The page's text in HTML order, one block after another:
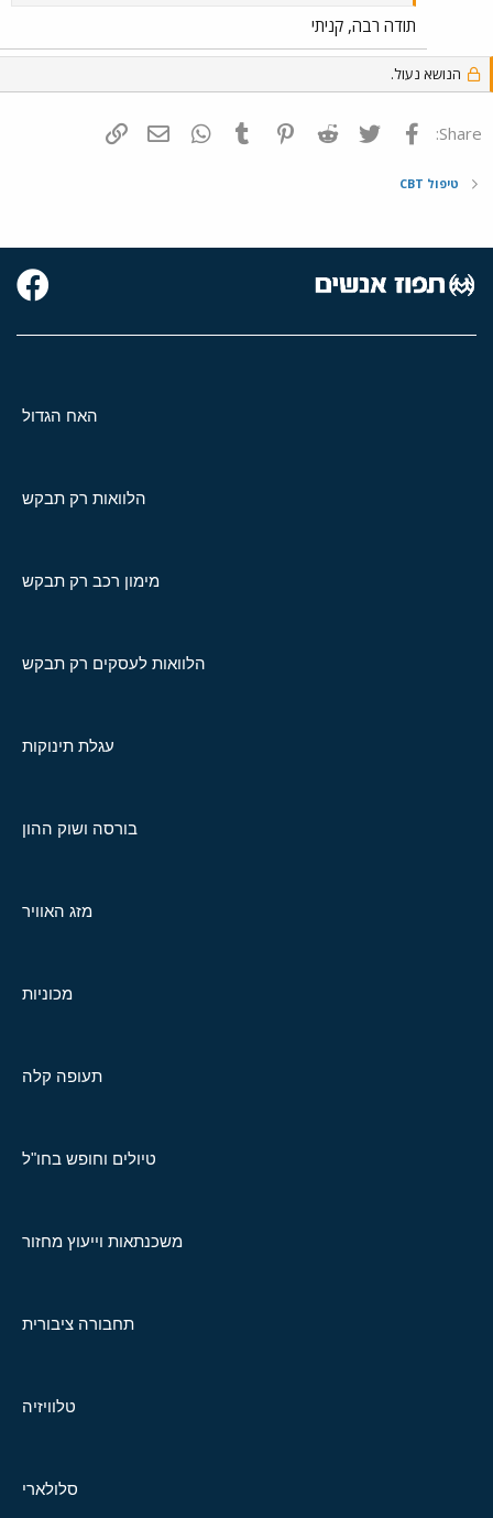
תודה רבה, קניתי
הנושא נעול.
Share: פייסבוק Twitter
Reddit
Pinterest
Tumblr
WhatsAppדואר אלקטרוני
טיפול CBT
האח הגדול
הלוואות רק תבקש
מימון רכב רק תבקש
הלוואות לעסקים רק תבקש
עגלת תינוקות
בורסה ושוק ההון
מזג האוויר
מכוניות
תעופה קלה
טיולים וחופש בחו"ל
משכנתאות וייעוץ מחזור
תחבורה ציבורית
טלוויזיה
סלולארי